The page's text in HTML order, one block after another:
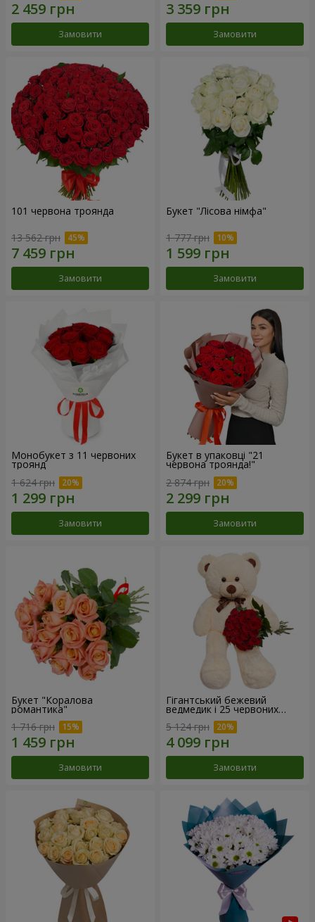
Замовити Замовити
101 червона троянда
13 562 грн
Замовити
Букет "Лісова німфа"
1 777 грн
Замовити
Монобукет з 11 червоних
троянд
1 624 грн
Замовити
Букет в упаковці "21
червона троянда!"
2 874 грн
Замовити
Букет "Коралова
романтика"
1 716 грн
Замовити
Гігантський бежевий
ведмедик і 25 червоних
троянд
5 124 грн
Замовити